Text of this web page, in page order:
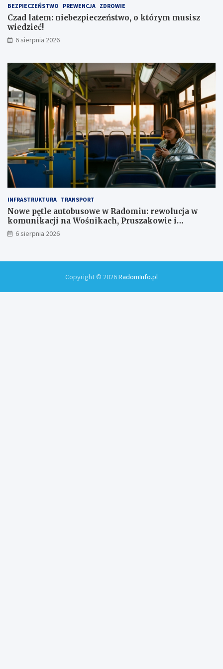
a
,
1
m
l
ł
BEZPIECZEŃSTWO PREWENCJA ZDROWIE
Czad latem: niebezpieczeństwo, o którym musisz
wiedzieć!
6 sierpnia 2026
INFRASTRUKTURA TRANSPORT
Nowe pętle autobusowe w Radomiu: rewolucja w
komunikacji na Wośnikach, Pruszakowie i
Zamłyniu
6 sierpnia 2026
Copyright © 2026RadomInfo.pl